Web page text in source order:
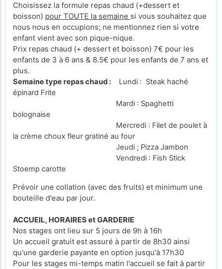
Choisissez la formule repas chaud (+dessert et
boisson) pour TOUTE la semaine si vous souhaitez que
nous nous en occupions; ne mentionnez rien si votre
enfant vient avec son pique-nique.
Prix repas chaud (+ dessert et boisson) 7€ pour les
enfants de 3 à 6 ans & 8.5€ pour les enfants de 7 ans et
plus.
Semaine type repas chaud : Lundi : Steak haché
épinard Frite
Mardi : Spaghetti
bolognaise
Mercredi : Filet de poulet à
la crème choux fleur gratiné au four
Jeudi ; Pizza Jambon
Vendredi : Fish Stick
Stoemp carotte
Prévoir une collation (avec des fruits) et minimum une
bouteille d'eau par jour.
ACCUEIL, HORAIRES et GARDERIE
Nos stages ont lieu sur 5 jours de 9h à 16h
Un accueil gratuit est assuré à partir de 8h30 ainsi
qu'une garderie payante en option jusqu'à 17h30
Pour les stages mi-temps matin l'accueil se fait à partir